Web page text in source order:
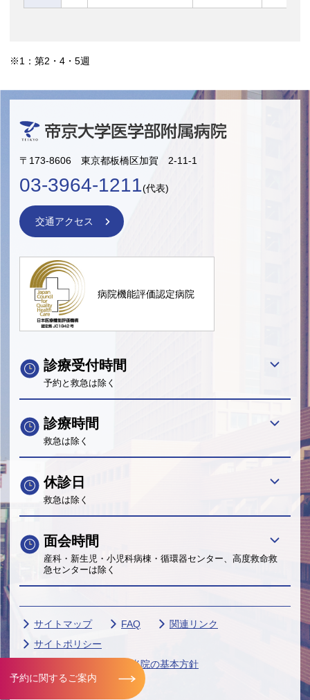
予約に関するご案内
※1：第2・4・5週
〒173-8606 東京都板橋区加賀 2-11-1
03-3964-1211(代表)
交通アクセス
病院機能評価認定病院
診療受付時間
予約と救急は除く
診療時間
救急は除く
休診日
救急は除く
面会時間
産科・新生児・小児科病棟・循環器センター、高度救命救
急センターは除く
サイトマップ FAQ
関連リンク
サイトポリシー
個人情報保護に関する当院の基本方針
帝京大学グループ